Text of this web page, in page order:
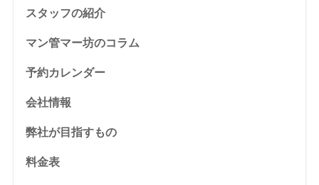
スタッフの紹介
マン管マー坊のコラム
予約カレンダー
会社情報
弊社が目指すもの
料金表